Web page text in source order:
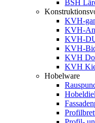
BSH
KVH-
KVH-
KVH-
KVH-
KVH
KVH
Hobelware